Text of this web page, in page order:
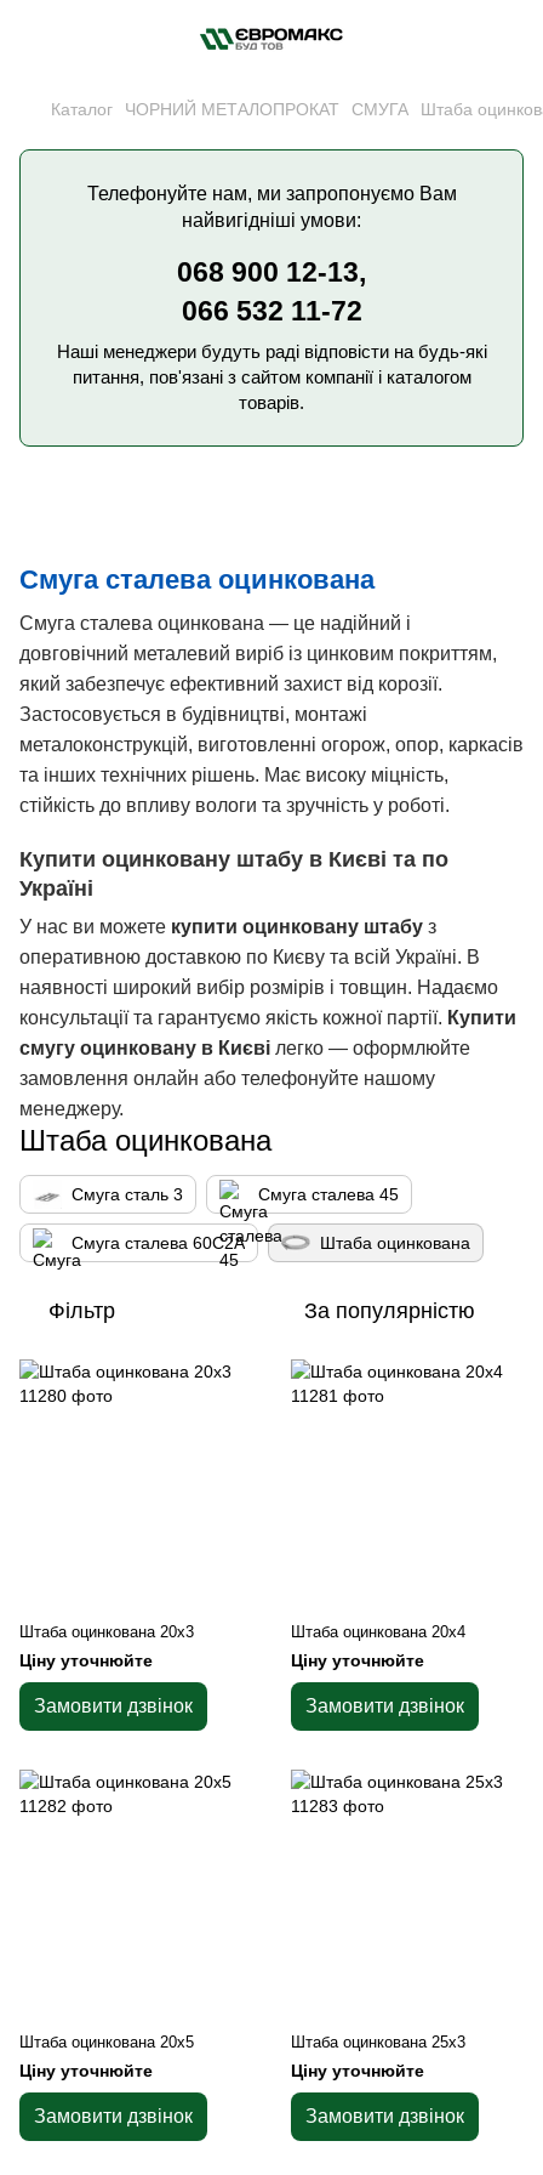
Каталог ЧОРНИЙ МЕТАЛОПРОКАТ СМУГА Штаба
Телефонуйте нам, ми запропонуємо Вам
найвигідніші умови:
068 900 12-13,
066 532 11-72
Наші менеджери будуть раді відповісти на будь-які
питання, пов'язані з сайтом компанії і каталогом
товарів.
Смуга сталева оцинкована
Смуга сталева оцинкована — це надійний і
довговічний металевий виріб із цинковим покриттям,
який забезпечує ефективний захист від корозії.
Застосовується в будівництві, монтажі
металоконструкцій, виготовленні огорож, опор, каркасів
та інших технічних рішень. Має високу міцність,
стійкість до впливу вологи та зручність у роботі.
Купити оцинковану штабу в Києві та по
Україні
У нас ви можете купити оцинковану штабу з
оперативною доставкою по Києву та всій Україні. В
наявності широкий вибір розмірів і товщин. Надаємо
консультації та гарантуємо якість кожної партії. Купити
смугу оцинковану в Києві легко — оформлюйте
замовлення онлайн або телефонуйте нашому
менеджеру.
Штаба оцинкована
Смуга сталь 3 Смуга сталева 45
Смуга сталева 60С2А Штаба оцинкована
Фільтр За популярністю
Штаба оцинкована 20х3
Ціну уточнюйте
Замовити дзвінок
Штаба оцинкована 20x4
Ціну уточнюйте
Замовити дзвінок
Штаба оцинкована 20х5
Ціну уточнюйте
Замовити дзвінок
Штаба оцинкована 25х3
Ціну уточнюйте
Замовити дзвінок